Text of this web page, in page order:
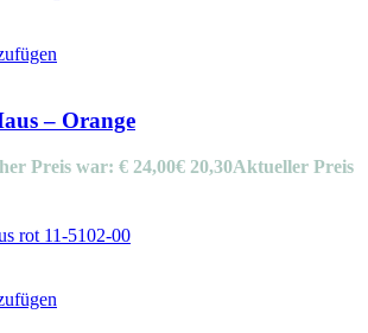
– Orange
Preis war: € 24,00€ 20,30Aktueller Preis